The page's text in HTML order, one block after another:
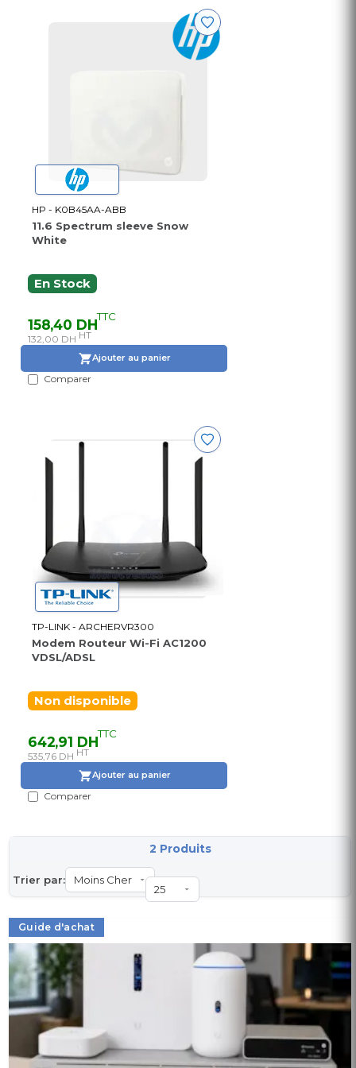
HP - K0B45AA-ABB
11.6 Spectrum sleeve Snow
White
En Stock
158,40 DHTTC
132,00 DH HT
Ajouter au panier
Comparer
TP-LINK - ARCHERVR300
Modem Routeur Wi-Fi AC1200
VDSL/ADSL
Non disponible
642,91 DHTTC
535,76 DH HT
Ajouter au panier
Comparer
Trier par:
2 Produits
Guide d'achat